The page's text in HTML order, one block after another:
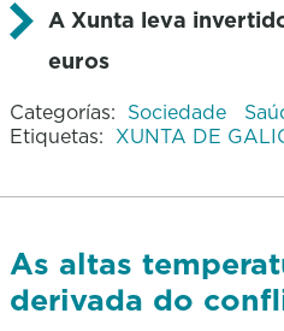
A Xunta leva
euros
Categorías: Sociedade
Etiquetas: XUNTA DE
As altas
derivada do